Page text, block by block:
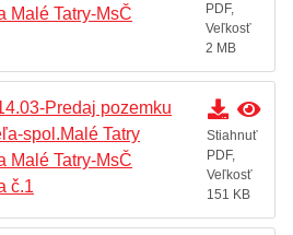
Malé Tatry-MsČ
PDF,
Veľkosť
2 MB
Predaj pozemku
spol.Malé Tatry
Malé Tatry-MsČ
č.1
Stiahnuť
PDF,
Veľkosť
151 KB